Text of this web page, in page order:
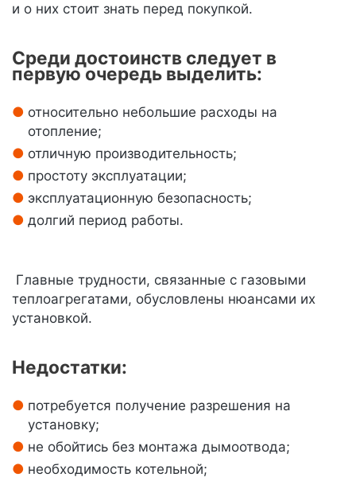
и о них стоит знать перед покупкой.
Среди достоинств следует в
первую очередь выделить:
относительно небольшие расходы на
отопление;
отличную производительность;
простоту эксплуатации;
эксплуатационную безопасность;
долгий период работы.
Главные трудности, связанные с газовыми
теплоагрегатами, обусловлены нюансами их
установкой.
Недостатки:
потребуется получение разрешения на
установку;
не обойтись без монтажа дымоотвода;
необходимость котельной;